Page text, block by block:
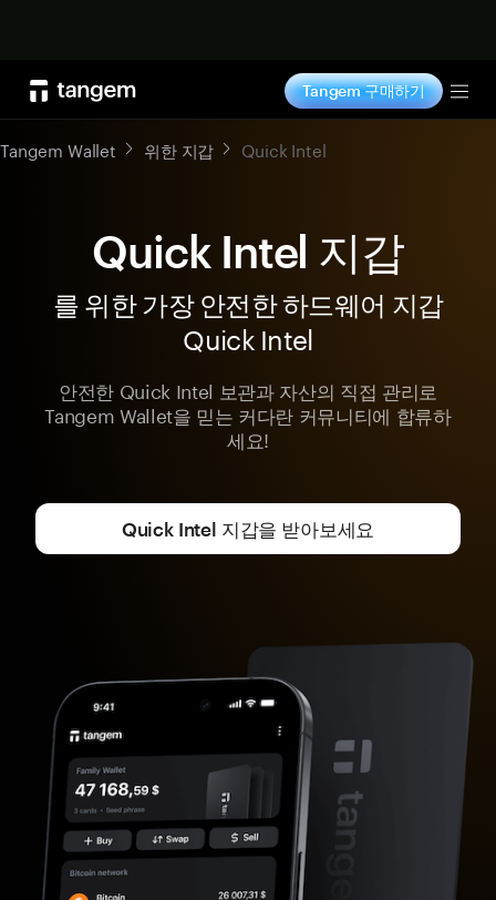
Tangem 구매하기
Tangem Wallet 위한 지갑 Quick Intel
Quick Intel 지갑
를 위한 가장 안전한 하드웨어 지갑
Quick Intel
안전한 Quick Intel 보관과 자산의 직접 관리로
Tangem Wallet을 믿는 커다란 커뮤니티에 합류하
세요!
Quick Intel 지갑을 받아보세요